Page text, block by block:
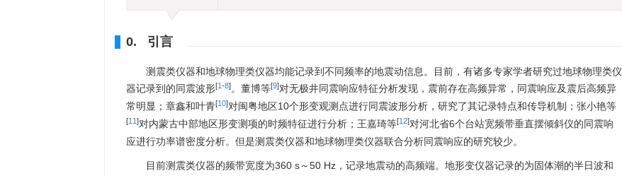
0. 引言
测震类仪器和地球物理类仪器均能记录到不同频率的地震动信息。目前，有诸多专家学者研究过地球物理类仪
器记录到的同震波形[1-8]。董博等[9]对无极井同震响应特征分析发现，震前存在高频异常，同震响应及震后高频异
常明显；章鑫和叶青[10]对闽粤地区10个形变观测点进行同震波形分析，研究了其记录特点和传导机制；张小艳等
[11]对内蒙古中部地区形变测项的时频特征进行分析；王嘉琦等[12]对河北省6个台站宽频带垂直摆倾斜仪的同震响
应进行功率谱密度分析。但是测震类仪器和地球物理类仪器联合分析同震响应的研究较少。
目前测震类仪器的频带宽度为360 s～50 Hz，记录地震动的高频端。地形变仪器记录的为固体潮的半日波和